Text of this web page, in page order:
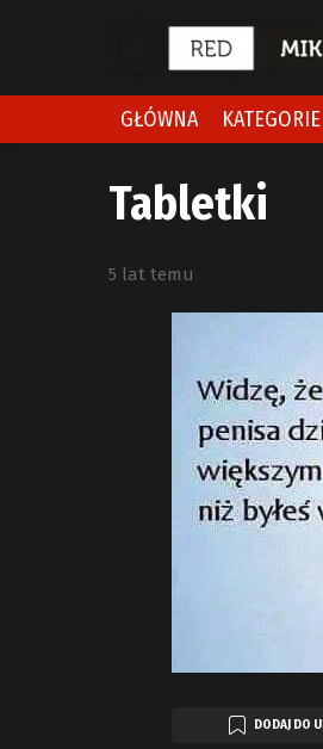
GŁÓWNA KATEGORIE
Tabletki
5 lat temu
DODAJ DO